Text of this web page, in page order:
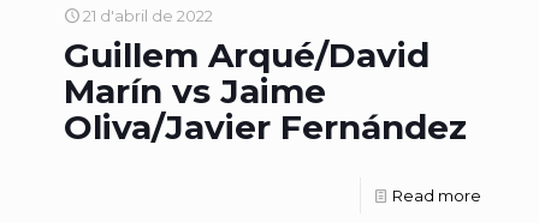
21 d'abril de 2022
Guillem Arqué/David
Marín vs Jaime
Oliva/Javier Fernández
Read more